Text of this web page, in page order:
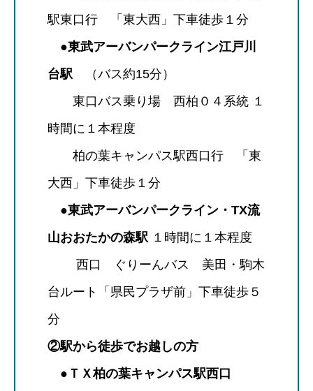
駅東口行 「東大西」下車徒歩１分
●東武アーバンパークライン江戸川
台駅 （バス約15分）
東口バス乗り場 西柏０４系統 １
時間に１本程度
柏の葉キャンパス駅西口行 「東
大西」下車徒歩１分
●東武アーバンパークライン・TX流
山おおたかの森駅 １時間に１本程度
西口 ぐりーんバス 美田・駒木
台ルート「県民プラザ前」下車徒歩５
分
②駅から徒歩でお越しの方
●ＴＸ柏の葉キャンパス駅西口